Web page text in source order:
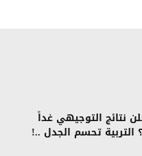
نتائج التوجيهي غداً
التربية تحسم الجدل ..!